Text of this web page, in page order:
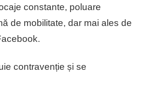
constante, poluare
de mobilitate, dar mai ales de
contravenție și se